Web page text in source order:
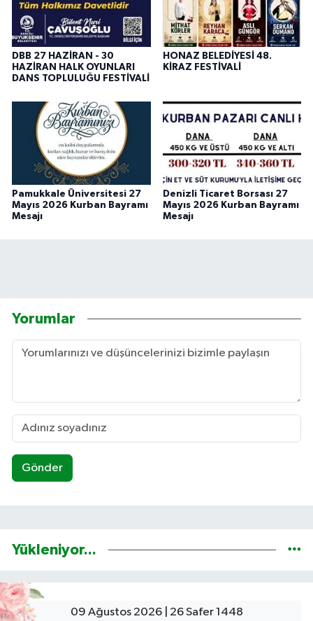
DBB 27 HAZİRAN - 30
HAZİRAN HALK OYUNLARI
DANS TOPLULUĞU FESTİVALİ
HONAZ BELEDİYESİ 48.
KİRAZ FESTİVALİ
Pamukkale Üniversitesi 27
Mayıs 2026 Kurban Bayramı
Mesajı
Denizli Ticaret Borsası 27
Mayıs 2026 Kurban Bayramı
Mesajı
Yorumlar
Gönder
Yükleniyor...
09 Ağustos 2026 | 26 Safer 1448